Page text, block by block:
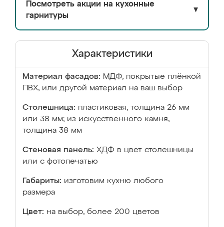
Посмотреть акции на кухонные
гарнитуры
▼
Характеристики
Материал фасадов: МДФ, покрытые плёнкой
ПВХ, или другой материал на ваш выбор
Столешница: пластиковая, толщина 26 мм
или 38 мм; из искусственного камня,
толщина 38 мм
Стеновая панель: ХДФ в цвет столешницы
или с фотопечатью
Габариты: изготовим кухню любого
размера
Цвет: на выбор, более 200 цветов